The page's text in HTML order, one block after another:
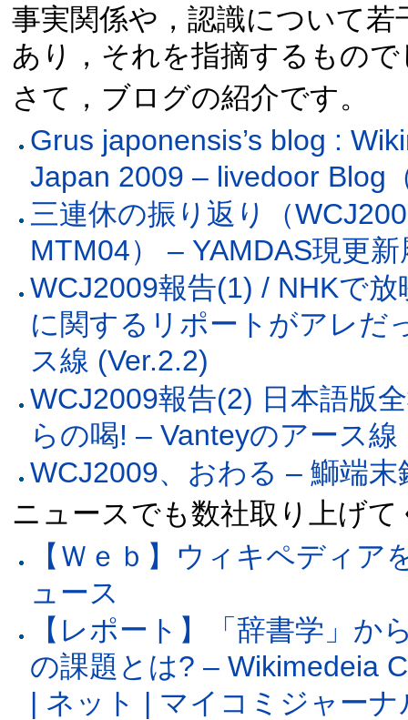
事実関係や，認識について
あり，それを指摘するもので
さて，ブログの紹介です。
Grus japonensis’s blog :
Japan 2009 – livedoor Blog
三連休の振り返り（
MTM04） – YAMDAS現更新
WCJ2009報告(1) / NHKで
に関するリポートがアレだ
ス線 (Ver.2.2)
WCJ2009報告(2) 日本語版
らの喝! – Vanteyのアース線
WCJ2009、おわる – 鰤端
ニュースでも数社取り上げ
【Ｗｅｂ】ウィキペディア
ュース
【レポート】「辞書学」か
の課題とは? – Wikimedeia
| ネット | マイコミジャーナ